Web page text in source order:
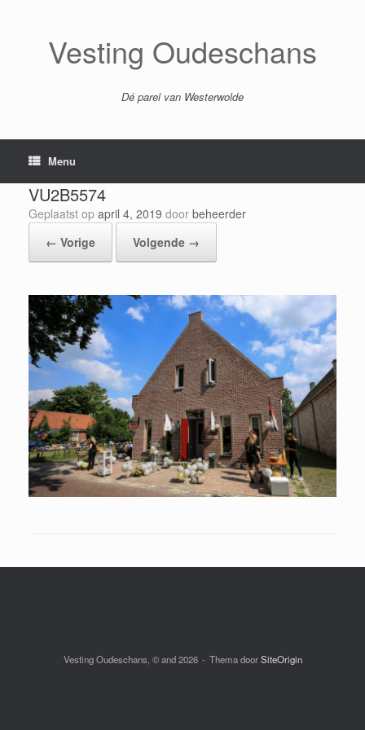
Vesting Oudeschans
Dé parel van Westerwolde
Menu
VU2B5574
Geplaatst op april 4, 2019 door beheerder
← Vorige
Volgende →
Vesting Oudeschans, © and 2026 Thema doorSiteOrigin